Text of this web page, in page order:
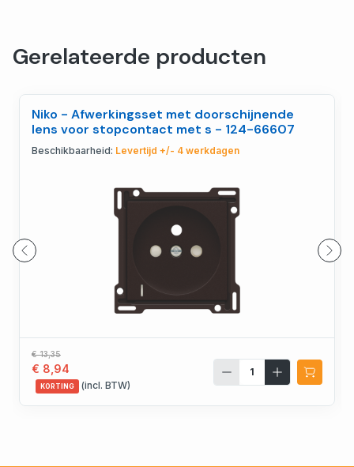
Gerelateerde producten
Niko - Afwerkingsset met doorschijnende
lens voor stopcontact met s - 124-66607
Beschikbaarheid: Levertijd +/- 4 werkdagen
€ 13,35
€ 8,94
KORTING (incl. BTW)